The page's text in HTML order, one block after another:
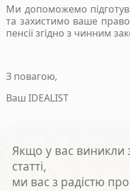
Ми допоможемо
та захистимо ваше
пенсії згідно з чинним
З повагою,
Ваш IDEALIST
Якщо у вас виникли
статті,
ми вас з радістю